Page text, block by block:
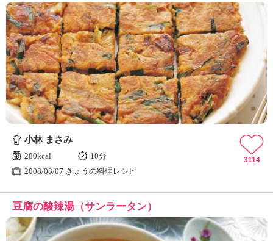
小林 まさみ
280kcal
10分
2008/08/07 きょうの料理レシピ
3114
豆腐の酸辣湯（サンラータン）